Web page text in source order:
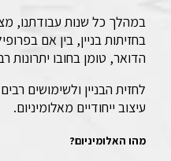
במהלך כל שנות עבודתנו,
בחזיתות בניין, בין אם
הדואר, טומן בחובו יתרונות
לחזית הבניין ולשימושים
עיצוב ייחודיים מאלומיניום.
מהו האלומיניום?